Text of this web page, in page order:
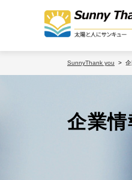
SunnyThank you
企業情